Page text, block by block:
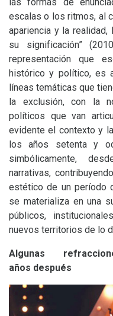
escalas o los ritmos, al
apariencia y la
su significación”
representación que
histórico y político, es
líneas temáticas que
la exclusión, con la
políticos que van
evidente el contexto y
los años setenta y
simbólicamente,
narrativas,
estético de un período
se materializa en una
públicos,
nuevos territorios de lo
Algunas
años después